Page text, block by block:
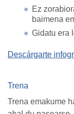
Ez
baimena
Gidatu era
Descárgarte
Trena
Trena emakume